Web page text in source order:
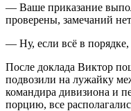
— Ваше приказание
проверены, замечаний
— Ну, если всё в
После доклада Виктор
подвозили на лужайку
командира дивизиона и
порцию, все